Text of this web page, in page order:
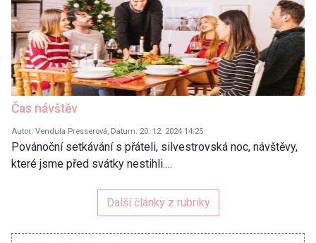
Čas návštěv
Autor: Vendula Presserová, Datum: 20. 12. 2024 14:25
Povánoční setkávání s přáteli, silvestrovská noc, návštěvy,
které jsme před svátky nestihli.…
Další články z rubriky